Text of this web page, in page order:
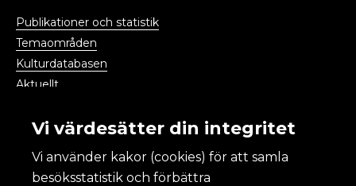
Publikationer och statistik
Temaområden
Kulturdatabasen
Aktuellt
Kulturanalys
Vi värdesätter din integritet
Vi använder kakor (cookies) för att samla
besöksstatistik och förbättra